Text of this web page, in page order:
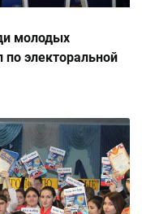
молодых
электоральной